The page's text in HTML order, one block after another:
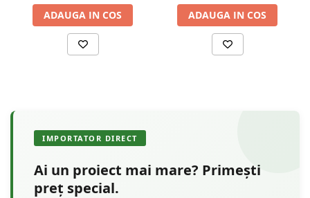
Alegere ecologică: materialul este considerat
"ecologic curat" , aliniindu-se valorilor
contemporane de sustenabilitate și oferind o
ADAUGA IN COS ADAUGA IN COS
IMPORTATOR DIRECT
Ai un proiect mai mare? Primești
preț special.